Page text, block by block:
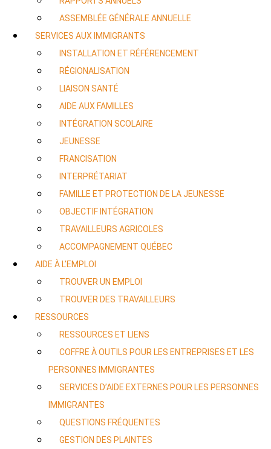
ASSEMBLÉE GÉNÉRALE ANNUELLE
SERVICES AUX IMMIGRANTS
INSTALLATION ET RÉFÉRENCEMENT
RÉGIONALISATION
LIAISON SANTÉ
AIDE AUX FAMILLES
INTÉGRATION SCOLAIRE
JEUNESSE
FRANCISATION
INTERPRÉTARIAT
FAMILLE ET PROTECTION DE LA JEUNESSE
OBJECTIF INTÉGRATION
TRAVAILLEURS AGRICOLES
ACCOMPAGNEMENT QUÉBEC
AIDE À L’EMPLOI
TROUVER UN EMPLOI
TROUVER DES TRAVAILLEURS
RESSOURCES
RESSOURCES ET LIENS
COFFRE À OUTILS POUR LES ENTREPRISES ET LES
PERSONNES IMMIGRANTES
SERVICES D’AIDE EXTERNES POUR LES PERSONNES
IMMIGRANTES
QUESTIONS FRÉQUENTES
GESTION DES PLAINTES